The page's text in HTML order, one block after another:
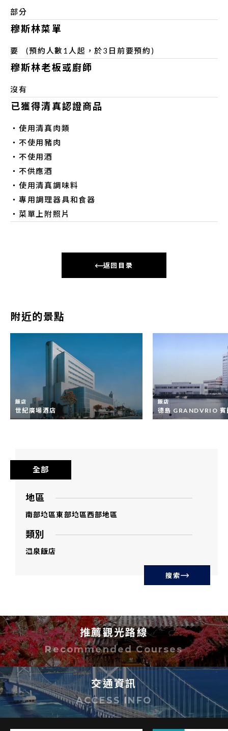
部分
穆斯林菜單
要 (預約人數1人起，於3日前要預約)
穆斯林老板或廚師
沒有
已獲得清真認證商品
・使用清真肉類
・不使用豬肉
・不使用酒
・不供應酒
・使用清真調味料
・專用調理器具和食器
・菜單上附照片
返回目录
附近的景點
飯店
世紀廣場酒店
飯店
德島 GRANDVRIO 賓
全部
地區
南部地區東部地區西部地區
類別
温泉飯店
搜索
推薦觀光路線
Recommended Courses
交通資訊
ACCESS INFO